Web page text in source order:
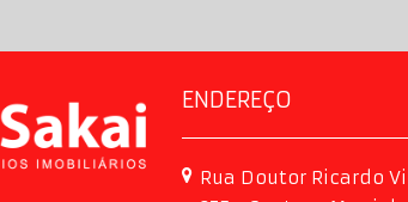
ENDEREÇO
Rua Doutor Ricardo